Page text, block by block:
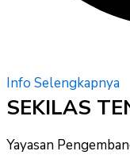
Info Selengkapnya
SEKILAS
Yayasan